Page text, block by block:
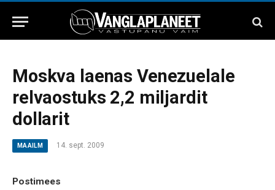
Moskva laenas Venezuelale
relvaostuks 2,2 miljardit
dollarit
MAAILM 14. sept. 2009
Postimees